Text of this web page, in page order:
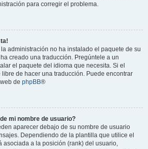
para corregir el problema.
administración no ha instalado el paquete de su
creado una traducción. Pregúntele a un
el paquete del idioma que necesita. Si el
de hacer una traducción. Puede encontrar
de phpBB®
mi nombre de usuario?
aparecer debajo de su nombre de usuario
Dependiendo de la plantilla que utilice el
asociada a la posición (rank) del usuario,